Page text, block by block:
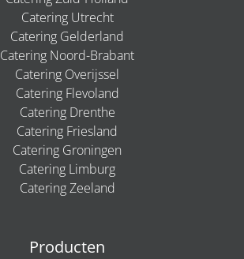
Catering Utrecht
Catering Gelderland
Catering Noord-Brabant
Catering Overijssel
Catering Flevoland
Catering Drenthe
Catering Friesland
Catering Groningen
Catering Limburg
Catering Zeeland
Producten